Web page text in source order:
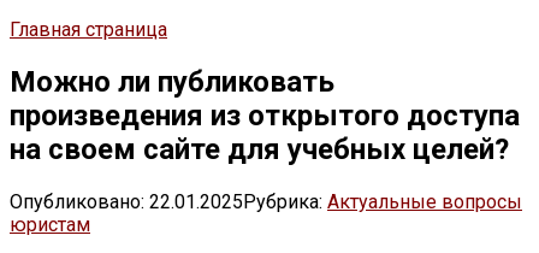
Главная страница
Можно ли публиковать
произведения из открытого доступа
на своем сайте для учебных целей?
Опубликовано: 22.01.2025Рубрика: Актуальные вопросы
юристам